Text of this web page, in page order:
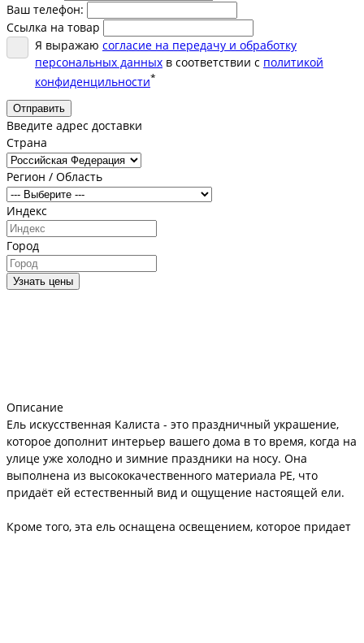
Ваш телефон:
Ссылка на товар
Я выражаю согласие на передачу и обработку
персональных данных в соответствии с политикой
конфиденцильности*
Отправить
Введите адрес доставки
Страна
Регион / Область
Индекс
Город
Узнать цены
Описание
Ель искусственная Калиста - это праздничный украшение,
которое дополнит интерьер вашего дома в то время, когда на
улице уже холодно и зимние праздники на носу. Она
выполнена из высококачественного материала PE, что
придаёт ей естественный вид и ощущение настоящей ели.
Кроме того, эта ель оснащена освещением, которое придает